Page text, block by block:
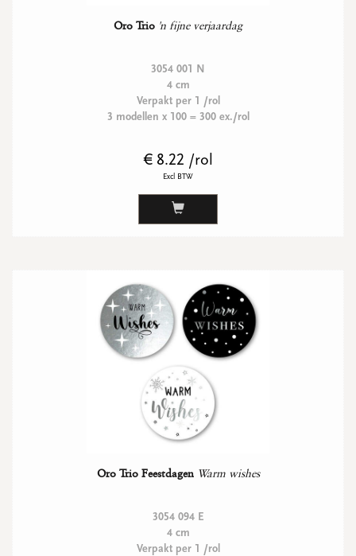
Oro Trio 'n fijne verjaardag
3054 001 N
4 cm
Verpakt per 1 /rol
3 modellen x 100 = 300 ex./rol
€ 8.22 /rol
Excl BTW
Oro Trio Feestdagen Warm wishes
3054 094 E
4 cm
Verpakt per 1 /rol